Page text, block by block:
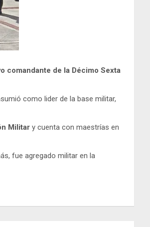
comandante de la Décimo Sexta
como lider de la base militar,
Militar y cuenta con maestrías en
fue agregado militar en la